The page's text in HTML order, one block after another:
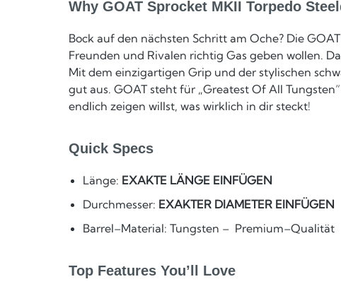
Why GOAT Sprocket MKII Torpedo
Bock auf den nächsten Schritt am Oche? Die
Freunden und Rivalen richtig Gas geben wollen.
Mit dem einzigartigen Grip und der stylischen
gut aus. GOAT steht für „Greatest Of All
endlich zeigen willst, was wirklich in dir steckt!
Quick Specs
Länge: EXAKTE LÄNGE EINFÜGEN
Durchmesser: EXAKTER DIAMETER EINFÜGEN
Barrel–Material: Tungsten – Premium–Qualität
Top Features You’ll Love